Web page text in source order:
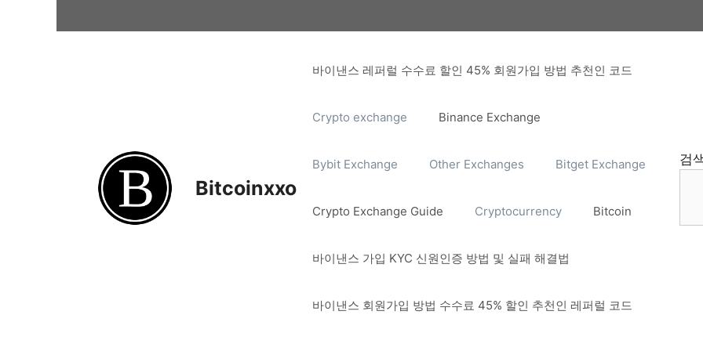
Bitcoinxxo
바이낸스 레퍼럴 수수료 할인 45% 회원가입 방법 추천인 코드
Crypto exchange Binance Exchange
Bybit Exchange Other Exchanges Bitget Exchange
Crypto Exchange Guide Cryptocurrency Bitcoin
바이낸스 가입 KYC 신원인증 방법 및 실패 해결법
바이낸스 회원가입 방법 수수료 45% 할인 추천인 레퍼럴 코드
검